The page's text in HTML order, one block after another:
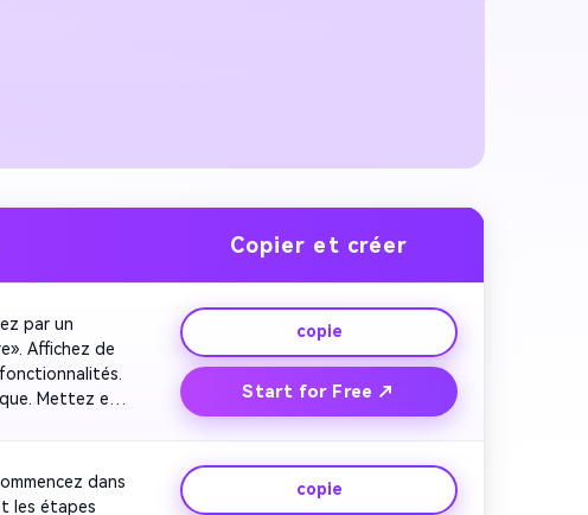
Copier et créer
par un
Affichez de
Mettez en
et un
copie
Start for Free ↗
dans
les étapes
copie